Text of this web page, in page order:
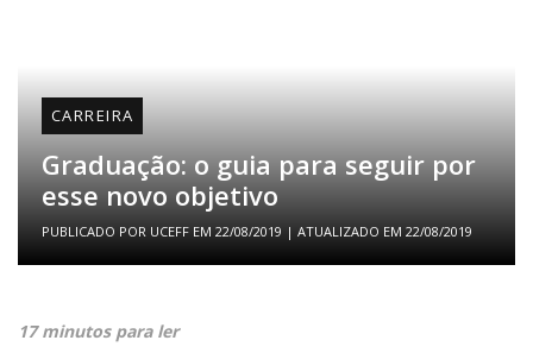
CARREIRA
Graduação: o guia para seguir por
esse novo objetivo
PUBLICADO POR UCEFF EM 22/08/2019 | ATUALIZADO EM 22/08/2019
17 minutos para ler